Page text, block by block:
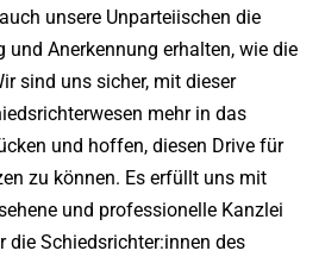
unsere Unparteiischen die
und Anerkennung erhalten, wie die
sind uns sicher, mit dieser
mehr in das
und hoffen, diesen Drive für
zu können. Es erfüllt uns mit
und professionelle Kanzlei
die Schiedsrichter:innen des